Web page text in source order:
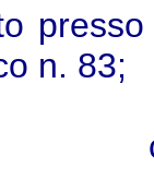
n. 83;